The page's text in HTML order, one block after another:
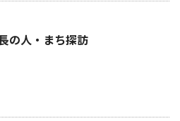
の人・まち探訪